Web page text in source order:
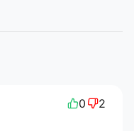
0 2